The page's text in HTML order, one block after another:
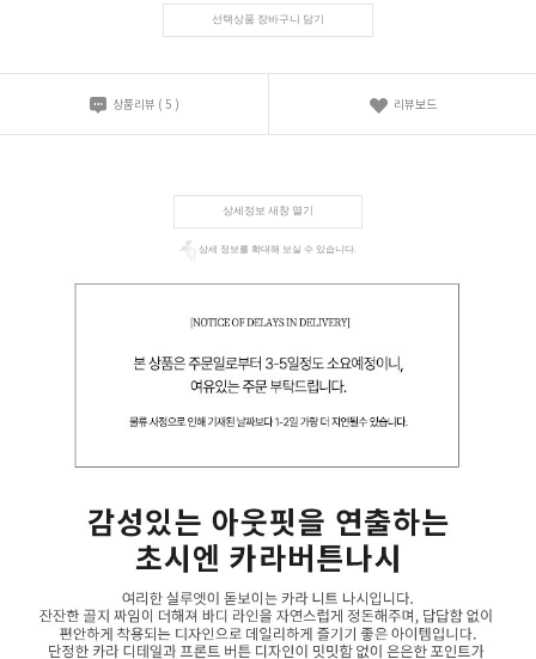
선택상품 장바구니 담기
상품리뷰 ( 5 ) 리뷰보드
상세정보 새창 열기
상세 정보를 확대해 보실 수 있습니다.